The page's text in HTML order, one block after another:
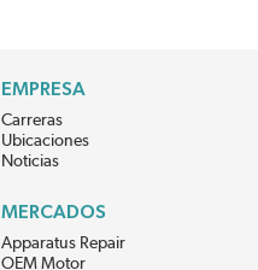
EMPRESA
Carreras
Ubicaciones
Noticias
MERCADOS
Apparatus Repair
OEM Motor